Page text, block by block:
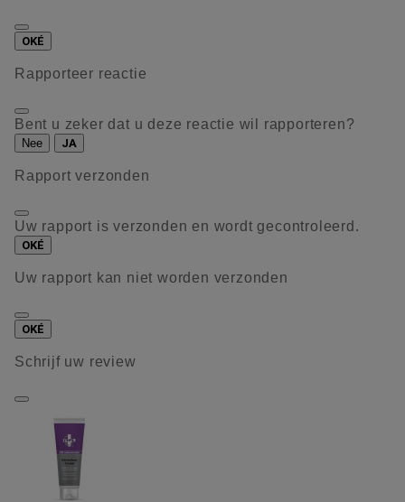
OKÉ
Rapporteer reactie
Bent u zeker dat u deze reactie wil rapporteren?
Nee JA
Rapport verzonden
Uw rapport is verzonden en wordt gecontroleerd.
OKÉ
Uw rapport kan niet worden verzonden
OKÉ
Schrijf uw review